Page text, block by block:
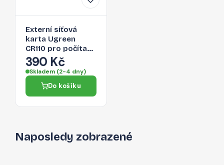
Externí síťová
karta Ugreen
CR110 pro počítač
a chytrý telefon -
černá
390 Kč
Skladem (2-4 dny)
Do košíku
Naposledy zobrazené